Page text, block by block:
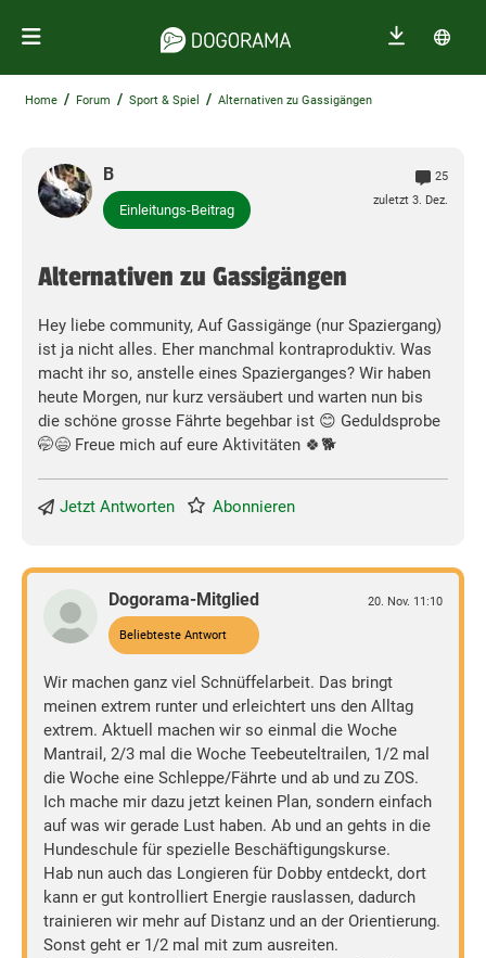
Home / Forum / Sport & Spiel / Alternativen zu Gassigängen
B
Einleitungs-Beitrag
25
zuletzt 3. Dez.
Alternativen zu Gassigängen
Hey liebe community, Auf Gassigänge (nur Spaziergang)
ist ja nicht alles. Eher manchmal kontraproduktiv. Was
macht ihr so, anstelle eines Spazierganges? Wir haben
heute Morgen, nur kurz versäubert und warten nun bis
die schöne grosse Fährte begehbar ist 😊 Geduldsprobe
🤭😄 Freue mich auf eure Aktivitäten 🍀🐕
Jetzt Antworten Abonnieren
Dogorama-Mitglied
Beliebteste Antwort
20. Nov. 11:10
Wir machen ganz viel Schnüffelarbeit. Das bringt
meinen extrem runter und erleichtert uns den Alltag
extrem. Aktuell machen wir so einmal die Woche
Mantrail, 2/3 mal die Woche Teebeuteltrailen, 1/2 mal
die Woche eine Schleppe/Fährte und ab und zu ZOS.
Ich mache mir dazu jetzt keinen Plan, sondern einfach
auf was wir gerade Lust haben. Ab und an gehts in die
Hundeschule für spezielle Beschäftigungskurse.
Hab nun auch das Longieren für Dobby entdeckt, dort
kann er gut kontrolliert Energie rauslassen, dadurch
trainieren wir mehr auf Distanz und an der Orientierung.
Sonst geht er 1/2 mal mit zum ausreiten.